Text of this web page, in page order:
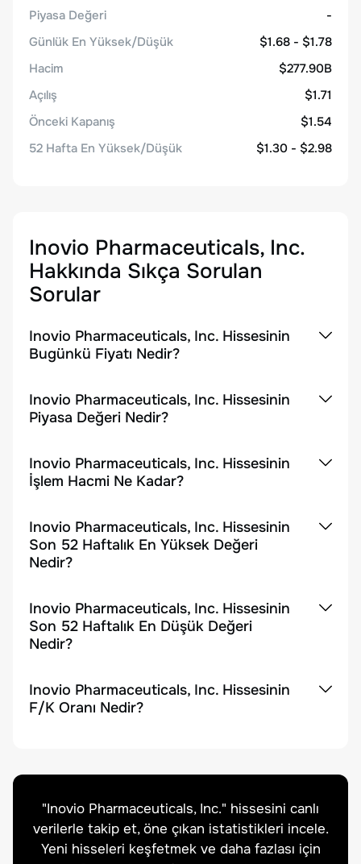
Piyasa Değeri
-
Günlük En Yüksek/Düşük
$1.68 - $1.78
Hacim
$277.90B
Açılış
$1.71
Önceki Kapanış
$1.54
52 Hafta En Yüksek/Düşük
$1.30 - $2.98
Inovio Pharmaceuticals, Inc.
Hakkında Sıkça Sorulan
Sorular
Inovio Pharmaceuticals, Inc. Hissesinin
Bugünkü Fiyatı Nedir?
Inovio Pharmaceuticals, Inc. Hissesinin
Piyasa Değeri Nedir?
Inovio Pharmaceuticals, Inc. Hissesinin
İşlem Hacmi Ne Kadar?
Inovio Pharmaceuticals, Inc. Hissesinin
Son 52 Haftalık En Yüksek Değeri
Nedir?
Inovio Pharmaceuticals, Inc. Hissesinin
Son 52 Haftalık En Düşük Değeri
Nedir?
Inovio Pharmaceuticals, Inc. Hissesinin
F/K Oranı Nedir?
"Inovio Pharmaceuticals, Inc." hissesini canlı
verilerle takip et, öne çıkan istatistikleri incele.
Yeni hisseleri keşfetmek ve daha fazlası için